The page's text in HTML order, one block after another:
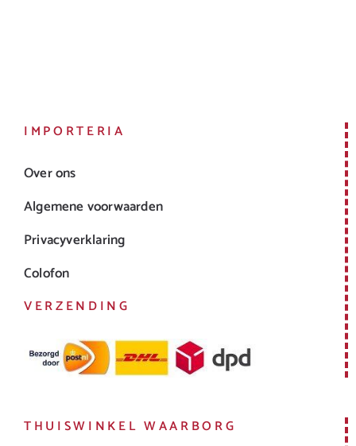
IMPORTERIA
Over ons
Algemene voorwaarden
Privacyverklaring
Colofon
VERZENDING
THUISWINKEL WAARBORG